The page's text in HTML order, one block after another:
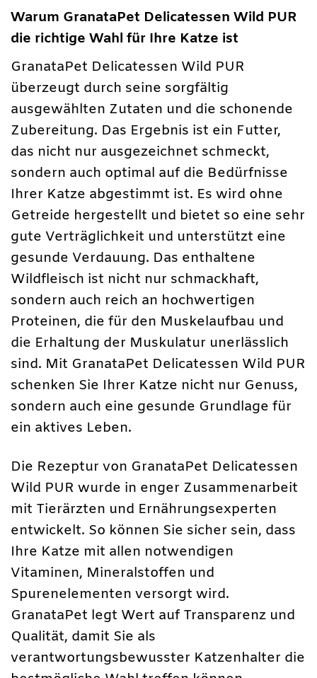
Warum GranataPet Delicatessen Wild PUR
die richtige Wahl für Ihre Katze ist
GranataPet Delicatessen Wild PUR
überzeugt durch seine sorgfältig
ausgewählten Zutaten und die schonende
Zubereitung. Das Ergebnis ist ein Futter,
das nicht nur ausgezeichnet schmeckt,
sondern auch optimal auf die Bedürfnisse
Ihrer Katze abgestimmt ist. Es wird ohne
Getreide hergestellt und bietet so eine sehr
gute Verträglichkeit und unterstützt eine
gesunde Verdauung. Das enthaltene
Wildfleisch ist nicht nur schmackhaft,
sondern auch reich an hochwertigen
Proteinen, die für den Muskelaufbau und
die Erhaltung der Muskulatur unerlässlich
sind. Mit GranataPet Delicatessen Wild PUR
schenken Sie Ihrer Katze nicht nur Genuss,
sondern auch eine gesunde Grundlage für
ein aktives Leben.
Die Rezeptur von GranataPet Delicatessen
Wild PUR wurde in enger Zusammenarbeit
mit Tierärzten und Ernährungsexperten
entwickelt. So können Sie sicher sein, dass
Ihre Katze mit allen notwendigen
Vitaminen, Mineralstoffen und
Spurenelementen versorgt wird.
GranataPet legt Wert auf Transparenz und
Qualität, damit Sie als
verantwortungsbewusster Katzenhalter die